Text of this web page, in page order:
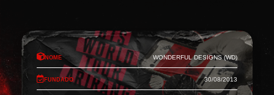
Nome Wonderful Designs (WD)
Fundado 30/08/2013